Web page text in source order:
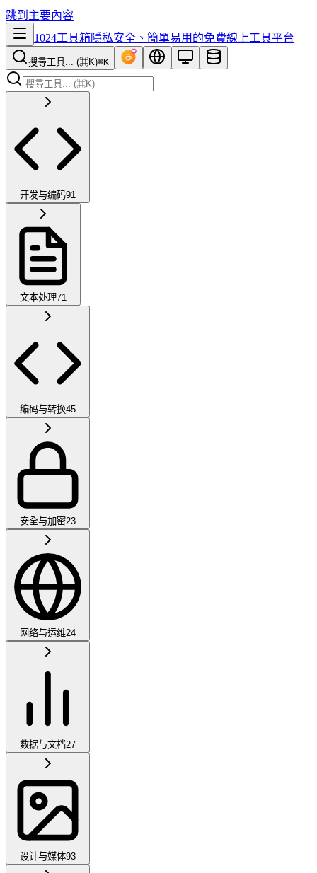
跳到主要內容
1024工具箱隱私安全、簡單易用的免費線上工具平台
搜尋工具... (⌘K)⌘K
开发与编码91
文本处理71
编码与转换45
安全与加密23
网络与运维24
数据与文档27
设计与媒体93